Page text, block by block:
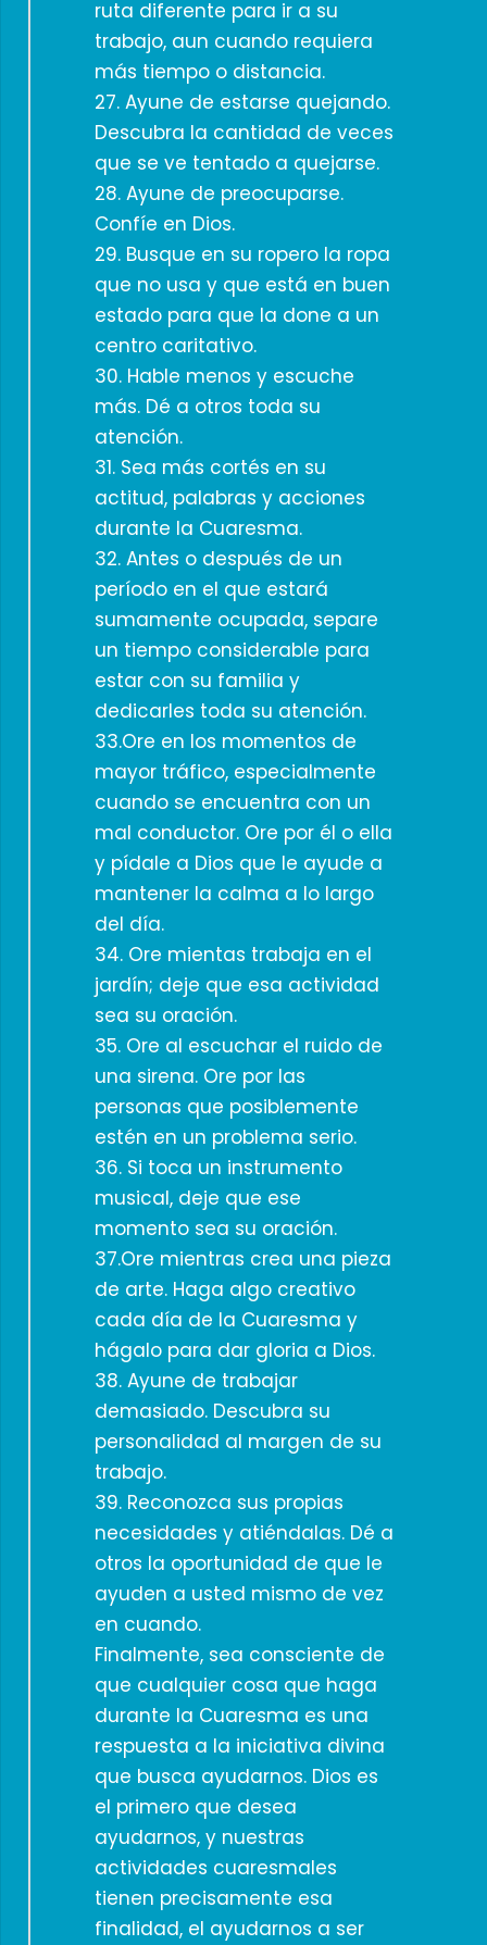
ruta diferente para ir a su
trabajo, aun cuando requiera
más tiempo o distancia.
27. Ayune de estarse quejando.
Descubra la cantidad de veces
que se ve tentado a quejarse.
28. Ayune de preocuparse.
Confíe en Dios.
29. Busque en su ropero la ropa
que no usa y que está en buen
estado para que la done a un
centro caritativo.
30. Hable menos y escuche
más. Dé a otros toda su
atención.
31. Sea más cortés en su
actitud, palabras y acciones
durante la Cuaresma.
32. Antes o después de un
período en el que estará
sumamente ocupada, separe
un tiempo considerable para
estar con su familia y
dedicarles toda su atención.
33.Ore en los momentos de
mayor tráfico, especialmente
cuando se encuentra con un
mal conductor. Ore por él o ella
y pídale a Dios que le ayude a
mantener la calma a lo largo
del día.
34. Ore mientas trabaja en el
jardín; deje que esa actividad
sea su oración.
35. Ore al escuchar el ruido de
una sirena. Ore por las
personas que posiblemente
estén en un problema serio.
36. Si toca un instrumento
musical, deje que ese
momento sea su oración.
37.Ore mientras crea una pieza
de arte. Haga algo creativo
cada día de la Cuaresma y
hágalo para dar gloria a Dios.
38. Ayune de trabajar
demasiado. Descubra su
personalidad al margen de su
trabajo.
39. Reconozca sus propias
necesidades y atiéndalas. Dé a
otros la oportunidad de que le
ayuden a usted mismo de vez
en cuando.
Finalmente, sea consciente de
que cualquier cosa que haga
durante la Cuaresma es una
respuesta a la iniciativa divina
que busca ayudarnos. Dios es
el primero que desea
ayudarnos, y nuestras
actividades cuaresmales
tienen precisamente esa
finalidad, el ayudarnos a ser